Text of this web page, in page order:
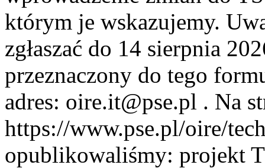
którym je wskazujemy.
zgłaszać do 14 sierpnia
przeznaczony do tego
adres: oire.it@pse.pl . Na
https://www.pse.pl/oire/
opublikowaliśmy: projekt